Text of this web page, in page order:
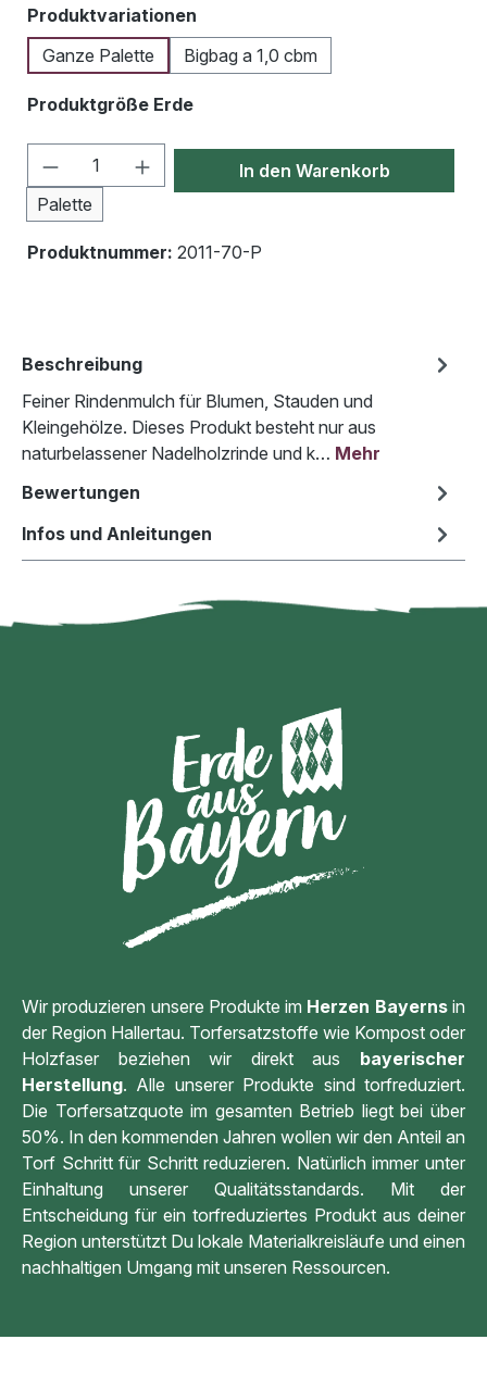
Produktvariationen
Ganze Palette
Bigbag a 1,0 cbm
Produktgröße Erdeauswählen
Produkt Anzahl: Gib den gewünschten
Palette
In den Warenkorb
Produktnummer: 2011-70-P
Beschreibung
Feiner Rindenmulch für Blumen, Stauden und
Kleingehölze. Dieses Produkt besteht nur aus
naturbelassener Nadelholzrinde und k… Mehr
Bewertungen
Infos und Anleitungen
Wir produzieren unsere Produkte im Herzen Bayernsin
der Region Hallertau. Torfersatzstoffe wie Kompost oder
Holzfaser beziehen wir direkt aus bayerischer
Herstellung. Alle unserer Produkte sind torfreduziert.
Die Torfersatzquote im gesamten Betrieb liegt bei über
50%. In den kommenden Jahren wollen wir den Anteil an
Torf Schritt für Schritt reduzieren. Natürlich immer unter
Einhaltung unserer Qualitätsstandards. Mit der
Entscheidung für ein torfreduziertes Produkt aus deiner
Region unterstützt Du lokale Materialkreisläufe und einen
nachhaltigen Umgang mit unseren Ressourcen.